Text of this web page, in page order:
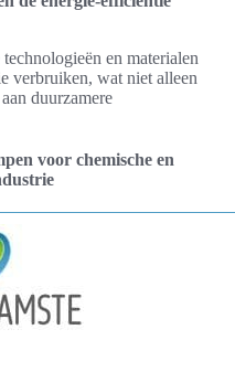
en materialen
verbruiken, wat niet alleen
duurzamere
voor chemische en